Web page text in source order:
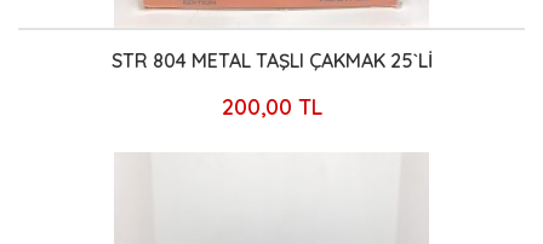
STR 804 METAL TAŞLI ÇAKMAK 25`Lİ
200,00 TL